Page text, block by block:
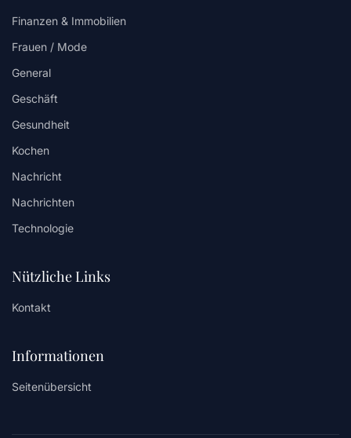
Finanzen & Immobilien
Frauen / Mode
General
Geschäft
Gesundheit
Kochen
Nachricht
Nachrichten
Technologie
Nützliche Links
Kontakt
Informationen
Seitenübersicht